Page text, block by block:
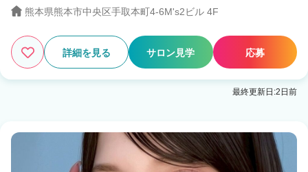
熊本県熊本市中央区手取本町4-6M's2ビル 4F
詳細を見る サロン見学 応募
最終更新日:2日前